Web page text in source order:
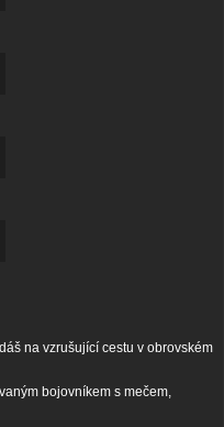
na vzrušující cestu v obrovském
bojovníkem s mečem,